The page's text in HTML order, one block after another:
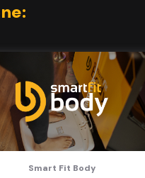
Smart Fit Body